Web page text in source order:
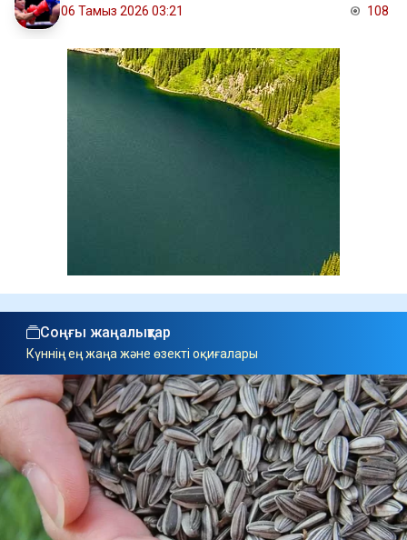
06 Тамыз 2026 03:21 108
Соңғы жаңалықтар
Күннің ең жаңа және өзекті оқиғалары